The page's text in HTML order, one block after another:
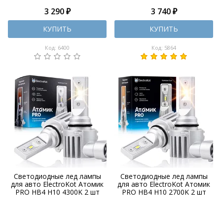
3 290 ₽
КУПИТЬ
Код: 6400
3 740 ₽
КУПИТЬ
Код: 5864
Светодиодные лед лампы
для авто ElectroKot Атомик
PRO HB4 H10 4300K 2 шт
Светодиодные лед лампы
для авто ElectroKot Атомик
PRO HB4 H10 2700K 2 шт